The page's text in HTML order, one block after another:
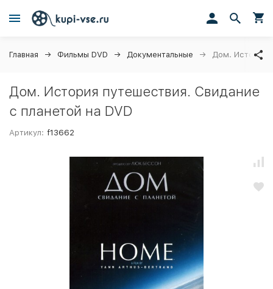
Главная Фильмы DVD Документальные Дом. История
Дом. История путешествия. Свидание
с планетой на DVD
Артикул: f13662